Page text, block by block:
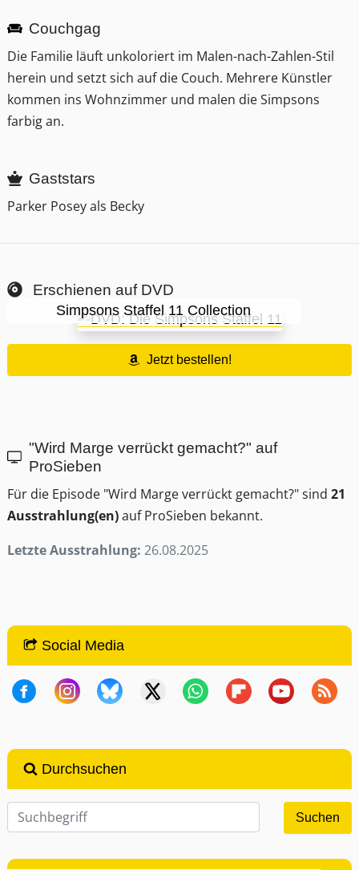
Couchgag
Die Familie läuft unkoloriert im Malen-nach-Zahlen-Stil
herein und setzt sich auf die Couch. Mehrere Künstler
kommen ins Wohnzimmer und malen die Simpsons
farbig an.
Gaststars
Parker Posey als Becky
Erschienen auf DVD
Simpsons Staffel 11 Collection
Jetzt bestellen!
"Wird Marge verrückt gemacht?" auf
ProSieben
Für die Episode "Wird Marge verrückt gemacht?" sind 21
Ausstrahlung(en)auf ProSieben bekannt.
Letzte Ausstrahlung: 26.08.2025
Social Media
Durchsuchen